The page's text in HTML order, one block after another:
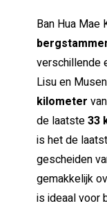
Ban Hua Mae
verschillende
Lisu en
kilometer
de laatste33
is het de
gescheiden
gemakkelijk
is ideaal voor